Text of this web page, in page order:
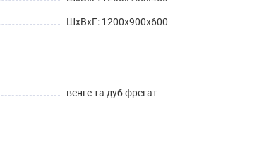
ШхВхГ: 1200х900х600
венге та дуб фрегат